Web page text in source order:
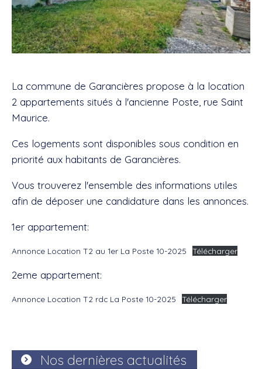
La commune de Garancières propose à la location
2 appartements situés à l'ancienne Poste, rue Saint
Maurice.
Ces logements sont disponibles sous condition en
priorité aux habitants de Garancières.
Vous trouverez l'ensemble des informations utiles
afin de déposer une candidature dans les annonces.
1er appartement:
Annonce Location T2 au 1er La Poste 10-2025 Télécharger
2eme appartement:
Annonce Location T2 rdc La Poste 10-2025 Télécharger
Nos dernières actualités